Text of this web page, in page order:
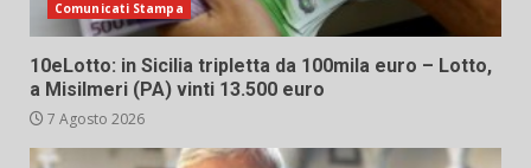
Comunicati Stampa
10eLotto: in Sicilia tripletta da 100mila euro – Lotto,
a Misilmeri (PA) vinti 13.500 euro
7 Agosto 2026